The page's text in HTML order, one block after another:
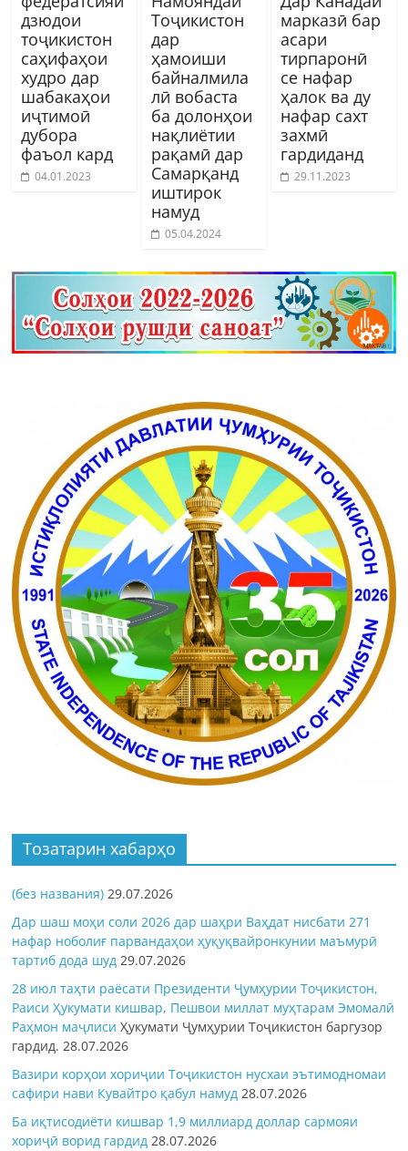
дзюдои
тоҷикистон
саҳифаҳои
худро дар
шабакаҳои
иҷтимоӣ
дубора
фаъол кард
04.01.2023
Тоҷикистон
дар
ҳамоиши
байналмила
лӣ вобаста
ба долонҳои
нақлиётии
рақамӣ дар
Самарқанд
иштирок
намуд
05.04.2024
марказӣ бар
асари
тирпаронӣ
се нафар
ҳалок ва ду
нафар сахт
захмӣ
гардиданд
29.11.2023
Тозатарин хабарҳо
(без названия) 29.07.2026
Дар шаш моҳи соли 2026 дар шаҳри Ваҳдат нисбати 271
нафар ноболиғ парвандаҳои ҳуқуқвайронкунии маъмурӣ
тартиб дода шуд 29.07.2026
28 июл таҳти раёсати Президенти Ҷумҳурии Тоҷикистон,
Раиси Ҳукумати кишвар, Пешвои миллат муҳтарам Эмомалӣ
Раҳмон маҷлисиҲукумати Ҷумҳурии Тоҷикистон баргузор
гардид.28.07.2026
Вазири корҳои хориҷии Тоҷикистон нусхаи эътимодномаи
сафири нави Кувайтро қабул намуд 28.07.2026
Ба иқтисодиёти кишвар 1,9 миллиард доллар сармояи
хориҷӣ ворид гардид 28.07.2026